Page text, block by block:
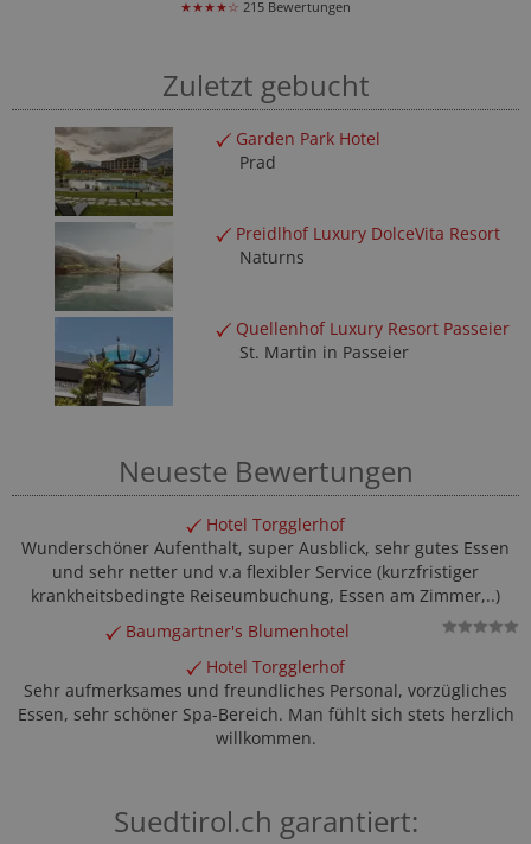
★★★★☆ 215 Bewertungen
Zuletzt gebucht
Garden Park Hotel
Prad
Preidlhof Luxury DolceVita Resort
Naturns
Quellenhof Luxury Resort Passeier
St. Martin in Passeier
Neueste Bewertungen
Hotel Torgglerhof
Wunderschöner Aufenthalt, super Ausblick, sehr gutes Essen
und sehr netter und v.a flexibler Service (kurzfristiger
krankheitsbedingte Reiseumbuchung, Essen am Zimmer,..)
Baumgartner's Blumenhotel
Hotel Torgglerhof
Sehr aufmerksames und freundliches Personal, vorzügliches
Essen, sehr schöner Spa-Bereich. Man fühlt sich stets herzlich
willkommen.
Suedtirol.ch garantiert: